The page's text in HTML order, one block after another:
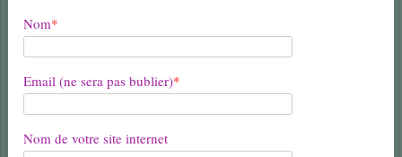
Nom*
Email (ne sera pas bublier)*
Nom de votre site internet